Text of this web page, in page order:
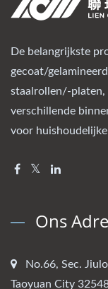
De belangrijkste
gecoat/
staalrollen/-platen,
verschillende
voor
Ons
No.66, Sec.
Taoyuan City